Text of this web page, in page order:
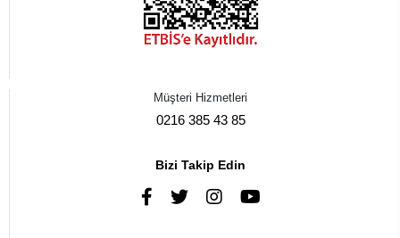
Müşteri Hizmetleri
0216 385 43 85
Bizi Takip Edin